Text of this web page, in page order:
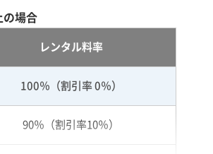
の場合
レンタル料率
100％（割引率 0％）
90％（割引率10％）